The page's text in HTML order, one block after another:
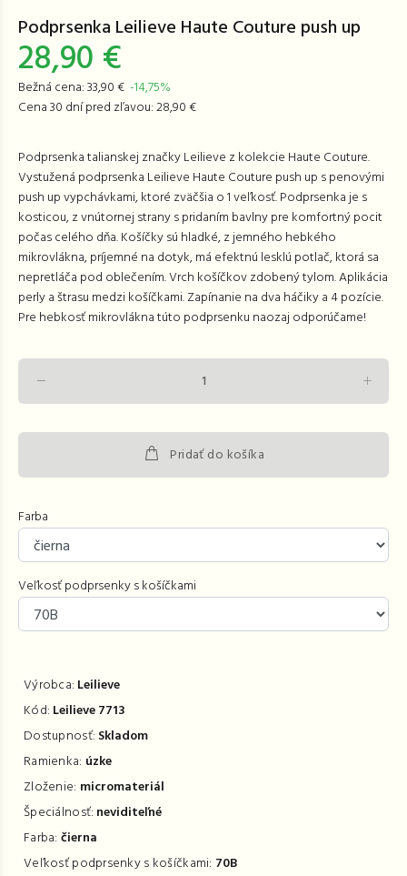
Podprsenka Leilieve Haute Couture push up
28,90 €
Bežná cena: 33,90 € -14,75%
Cena 30 dní pred zľavou: 28,90 €
Podprsenka talianskej značky Leilieve z kolekcie Haute Couture.
Vystužená podprsenka Leilieve Haute Couture push up s penovými
push up vypchávkami, ktoré zväčšia o 1 veľkosť. Podprsenka je s
kosticou, z vnútornej strany s pridaním bavlny pre komfortný pocit
počas celého dňa. Košíčky sú hladké, z jemného hebkého
mikrovlákna, príjemné na dotyk, má efektnú lesklú potlač, ktorá sa
nepretláča pod oblečením. Vrch košíčkov zdobený tylom. Aplikácia
perly a štrasu medzi košíčkami. Zapínanie na dva háčiky a 4 pozície.
Pre hebkosť mikrovlákna túto podprsenku naozaj odporúčame!
Pridať do košíka
Farba
Veľkosť podprsenky s košíčkami
Výrobca: Leilieve
Kód: Leilieve 7713
Dostupnosť: Skladom
Ramienka: úzke
Zloženie: micromateriál
Špeciálnosť: neviditeľné
Farba: čierna
Veľkosť podprsenky s košíčkami: 70B